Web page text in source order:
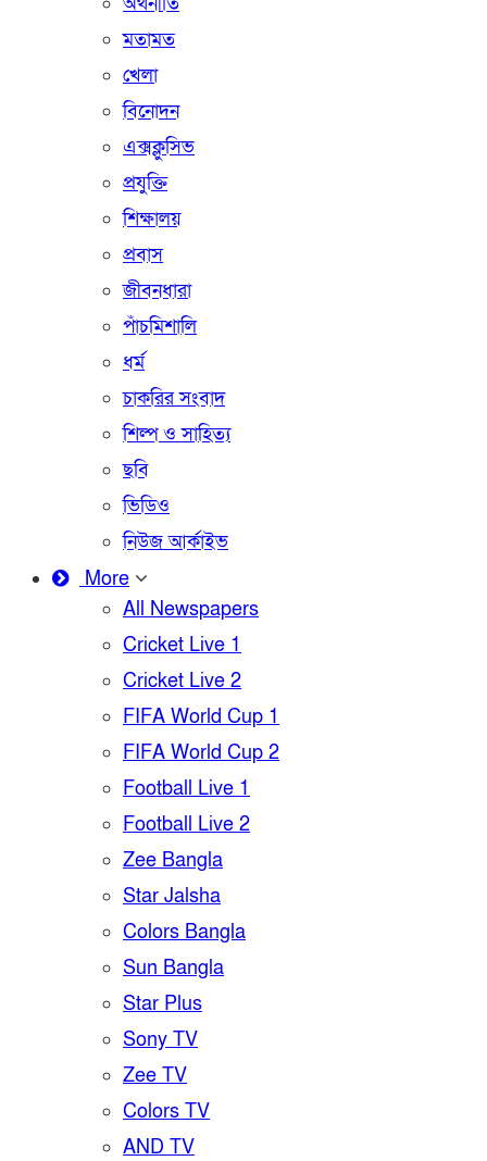
মতামত
খেলা
বিনোদন
এক্সক্লুসিভ
প্রযুক্তি
শিক্ষালয়
প্রবাস
জীবনধারা
পাঁচমিশালি
ধর্ম
চাকরির সংবাদ
শিল্প ও সাহিত্য
ছবি
ভিডিও
নিউজ আর্কাইভ
More
All Newspapers
Cricket Live 1
Cricket Live 2
FIFA World Cup 1
FIFA World Cup 2
Football Live 1
Football Live 2
Zee Bangla
Star Jalsha
Colors Bangla
Sun Bangla
Star Plus
Sony TV
Zee TV
Colors TV
AND TV